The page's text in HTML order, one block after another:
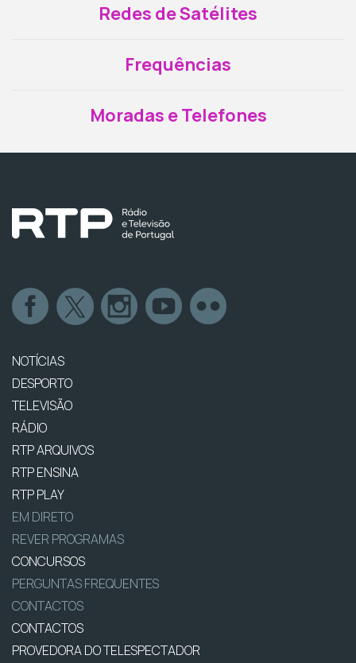
Redes de Satélites
Frequências
Moradas e Telefones
NOTÍCIAS
DESPORTO
TELEVISÃO
RÁDIO
RTP ARQUIVOS
RTP ENSINA
RTP PLAY
EM DIRETO
REVER PROGRAMAS
CONCURSOS
PERGUNTAS FREQUENTES
CONTACTOS
CONTACTOS
PROVEDORA DO TELESPECTADOR